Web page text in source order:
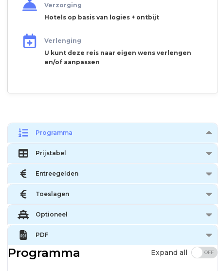
Verzorging
Hotels op basis van logies + ontbijt
Verlenging
U kunt deze reis naar eigen wens verlengen
en/of aanpassen
Programma
Prijstabel
Entreegelden
Toeslagen
Optioneel
PDF
Programma Expand all